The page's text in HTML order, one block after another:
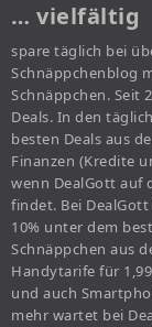
… vielfältig
spare täglich bei
Schnäppchenblog
Schnäppchen. Seit
Deals. In den
besten Deals aus
Finanzen (Kredite
wenn DealGott auf
findet. Bei
10% unter dem
Schnäppchen aus
Handytarife für
und auch
mehr wartet bei